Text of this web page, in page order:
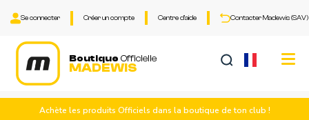
Centre d'aide Contacter Madewis (SAV)
Créer un compte
Se connecter
Boutique Officielle
MADEWIS
Achète les produits Officiels dans la boutique de ton club !